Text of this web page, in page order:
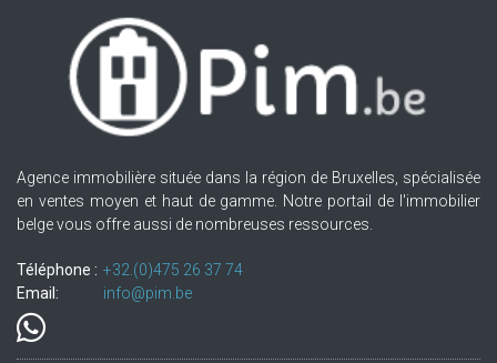
Agence immobilière située dans la région de Bruxelles, spécialisée
en ventes moyen et haut de gamme. Notre portail de l'immobilier
belge vous offre aussi de nombreuses ressources.
Téléphone : +32.(0)475 26 37 74
Email:
info@pim.be